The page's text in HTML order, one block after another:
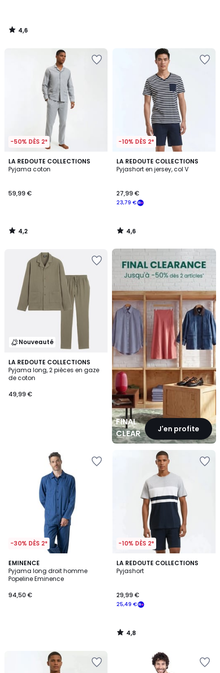
4,6
/
-50% DÈS 2*
LA REDOUTE COLLECTIONS
Pyjama coton
59,99 €
4,2
/ 5
4,2
/
-10% DÈS 2*
LA REDOUTE COLLECTIONS
Pyjashort en jersey, col V
23,79 €
27,99 €
4,6
/ 5
4,6
/
Nouveauté
LA REDOUTE COLLECTIONS
Pyjama long, 2 pièces en gaze
de coton
49,99 €
FINAL
CLEARANCEJ'en profite
FINAL
CLEARANCE
-30% DÈS 2*
EMINENCE
Pyjama long droit homme
Popeline Eminence
94,50 €
-10% DÈS 2*
LA REDOUTE COLLECTIONS
Pyjashort
25,49 €
29,99 €
4,8
/ 5
4,8
/